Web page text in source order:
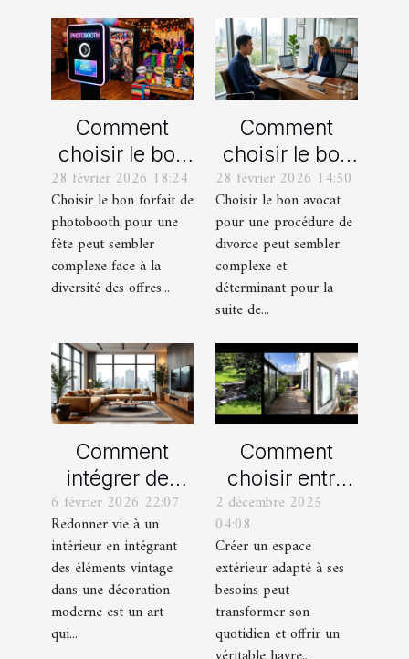
Comment
choisir le bon
forfait de
photobooth
pour votre fête
28 février 2026 18:24
Choisir le bon forfait de
photobooth pour une
fête peut sembler
complexe face à la
diversité des offres...
Comment
choisir le bon
avocat pour
votre
procédure de
divorce ?
28 février 2026 14:50
Choisir le bon avocat
pour une procédure de
divorce peut sembler
complexe et
déterminant pour la
suite de...
Comment
intégrer des
éléments
vintage dans
une décoration
moderne ?
6 février 2026 22:07
Redonner vie à un
intérieur en intégrant
des éléments vintage
dans une décoration
moderne est un art
qui...
Comment
choisir entre
un jardin, une
terrasse et un
balcon pour
votre espace
extérieur ?
2 décembre 2025
04:08
Créer un espace
extérieur adapté à ses
besoins peut
transformer son
quotidien et offrir un